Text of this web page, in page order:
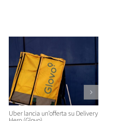
Uber lancia un’offerta su Delivery